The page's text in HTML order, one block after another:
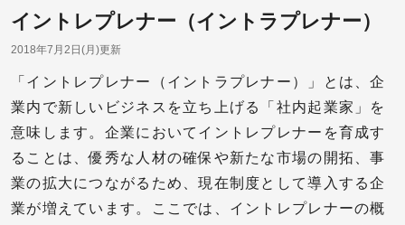
イントレプレナー（イントラプレナー）
2018年7月2日(月)更新
「イントレプレナー（イントラプレナー）」とは、企
業内で新しいビジネスを立ち上げる「社内起業家」を
意味します。企業においてイントレプレナーを育成す
ることは、優秀な人材の確保や新たな市場の開拓、事
業の拡大につながるため、現在制度として導入する企
業が増えています。ここでは、イントレプレナーの概